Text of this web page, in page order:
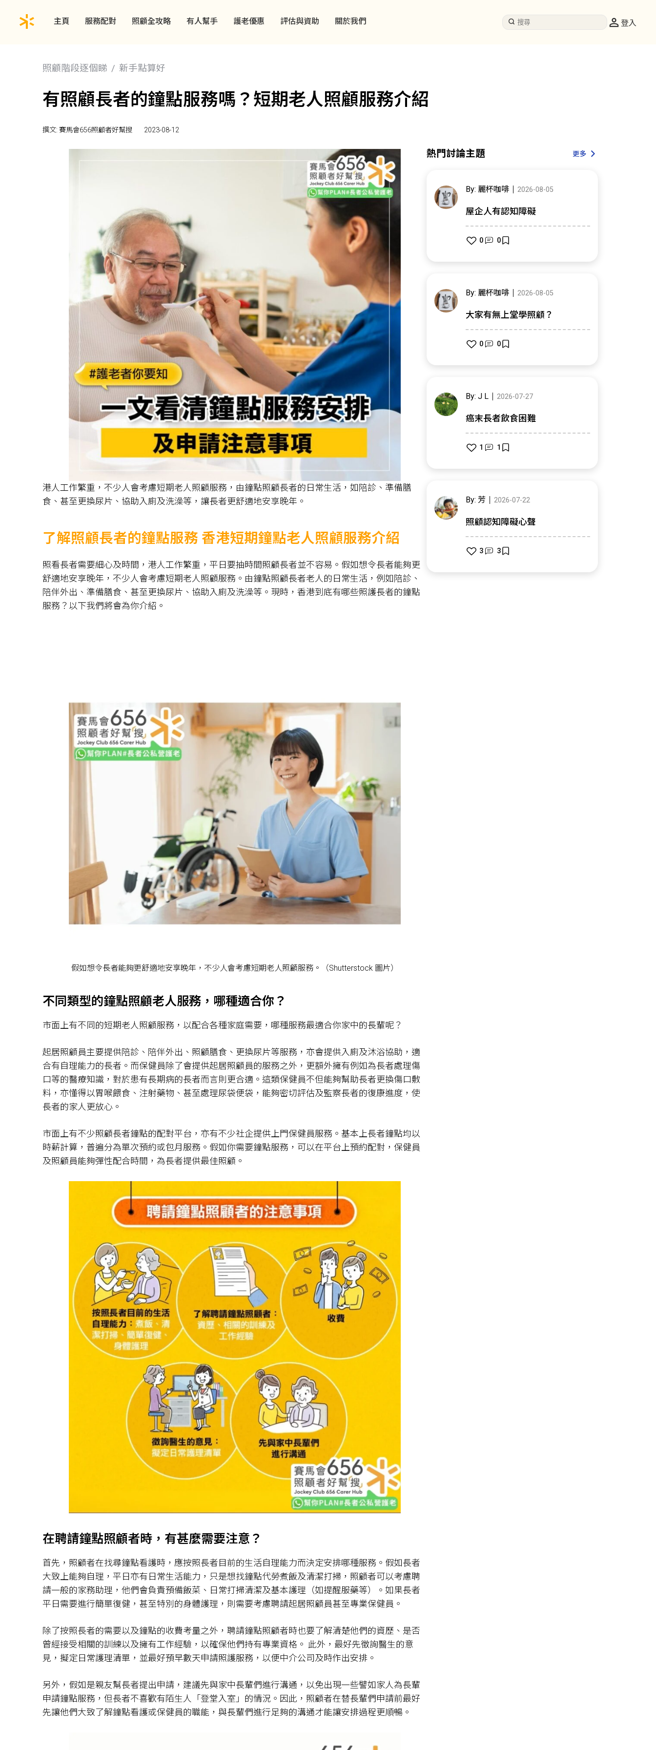
主頁 服務配對 照顧全攻略 有人幫手 護老優惠 評估與資助 關於我們 登入
照顧階段逐個睇 新手點算好
有照顧長者的鐘點服務嗎？短期老人照顧服務介紹
撰文: 賽馬會656照顧者好幫搜 2023-08-12
港人工作繁重，不少人會考慮短期老人照顧服務，由鐘點照顧長者的日常生活，如陪診、準備膳
食、甚至更換尿片、協助入廁及洗澡等，讓長者更舒適地安享晚年。
了解照顧長者的鐘點服務 香港短期鐘點老人照顧服務介紹
照看長者需要細心及時間，港人工作繁重，平日要抽時間照顧長者並不容易。假如想令長者能夠更
舒適地安享晚年，不少人會考慮短期老人照顧服務。由鐘點照顧長者老人的日常生活，例如陪診、
陪伴外出、準備膳食、甚至更換尿片、協助入廁及洗澡等。現時，香港到底有哪些照護長者的鐘點
服務？以下我們將會為你介紹。
假如想令長者能夠更舒適地安享晚年，不少人會考慮短期老人照顧服務。（Shutterstock 圖片）
不同類型的鐘點照顧老人服務，哪種適合你？
市面上有不同的短期老人照顧服務，以配合各種家庭需要，哪種服務最適合你家中的長輩呢？
起居照顧員主要提供陪診、陪伴外出、照顧膳食、更換尿片等服務，亦會提供入廁及沐浴協助，適
合有自理能力的長者。而保健員除了會提供起居照顧員的服務之外，更額外擁有例如為長者處理傷
口等的醫療知識，對於患有長期病的長者而言則更合適。這類保健員不但能夠幫助長者更換傷口敷
料，亦懂得以胃喉餵食、注射藥物、甚至處理尿袋便袋，能夠密切評估及監察長者的復康進度，使
長者的家人更放心。
市面上有不少照顧長者鐘點的配對平台，亦有不少社企提供上門保健員服務。基本上長者鐘點均以
時薪計算，普遍分為單次預約或包月服務。假如你需要鐘點服務，可以在平台上預約配對，保健員
及照顧員能夠彈性配合時間，為長者提供最佳照顧。
在聘請鐘點照顧者時，有甚麼需要注意？
首先，照顧者在找尋鐘點看護時，應按照長者目前的生活自理能力而決定安排哪種服務。假如長者
大致上能夠自理，平日亦有日常生活能力，只是想找鐘點代勞煮飯及清潔打掃，照顧者可以考慮聘
請一般的家務助理，他們會負責預備飯菜、日常打掃清潔及基本護理（如提醒服藥等）。如果長者
平日需要進行簡單復健，甚至特別的身體護理，則需要考慮聘請起居照顧員甚至專業保健員。
除了按照長者的需要以及鐘點的收費考量之外，聘請鐘點照顧者時也要了解清楚他們的資歷、是否
曾經接受相關的訓練以及擁有工作經驗，以確保他們持有專業資格。 此外，最好先徵詢醫生的意
見，擬定日常護理清單，並最好預早數天申請照護服務，以便中介公司及時作出安排。
另外，假如是親友幫長者提出申請，建議先與家中長輩們進行溝通，以免出現一些譬如家人為長輩
申請鐘點服務，但長者不喜歡有陌生人「登堂入室」的情況。因此，照顧者在替長輩們申請前最好
先讓他們大致了解鐘點看護或保健員的職能，與長輩們進行足夠的溝通才能讓安排過程更順暢。
熱門討論主題 更多
By: 麗杯咖啡 2026-08-05
屋企人有認知障礙
0 0
By: 麗杯咖啡 2026-08-05
大家有無上堂學照顧？
0 0
By: J L 2026-07-27
癌末長者飲食困難
1 1
By: 芳 2026-07-22
照顧認知障礙心聲
3 3